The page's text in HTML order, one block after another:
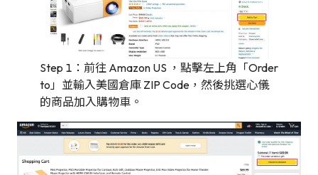
Step 1：前往 Amazon US ，點擊左上角「Order
to」並輸入美國倉庫 ZIP Code，然後挑選心儀
的商品加入購物車。